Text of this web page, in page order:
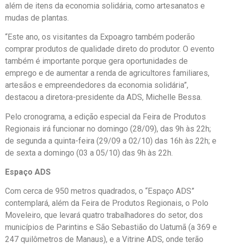
além de itens da economia solidária, como artesanatos e
mudas de plantas.
“Este ano, os visitantes da Expoagro também poderão
comprar produtos de qualidade direto do produtor. O evento
também é importante porque gera oportunidades de
emprego e de aumentar a renda de agricultores familiares,
artesãos e empreendedores da economia solidária”,
destacou a diretora-presidente da ADS, Michelle Bessa.
Pelo cronograma, a edição especial da Feira de Produtos
Regionais irá funcionar no domingo (28/09), das 9h às 22h;
de segunda a quinta-feira (29/09 a 02/10) das 16h às 22h; e
de sexta a domingo (03 a 05/10) das 9h às 22h.
Espaço ADS
Com cerca de 950 metros quadrados, o “Espaço ADS”
contemplará, além da Feira de Produtos Regionais, o Polo
Moveleiro, que levará quatro trabalhadores do setor, dos
municípios de Parintins e São Sebastião do Uatumã (a 369 e
247 quilômetros de Manaus), e a Vitrine ADS, onde terão